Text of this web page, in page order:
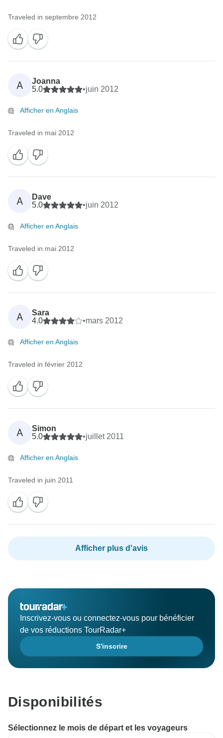
Traveled in septembre 2012
A
Joanna
5.0
•juin 2012
Afficher en Anglais
Traveled in mai 2012
A
Dave
5.0
•juin 2012
Afficher en Anglais
Traveled in mai 2012
A
Sara
4.0
•mars 2012
Afficher en Anglais
Traveled in février 2012
A
Simon
5.0
•juillet 2011
Afficher en Anglais
Traveled in juin 2011
Afficher plus d'avis
Inscrivez-vous ou connectez-vous pour bénéficier
de vos réductions TourRadar+
S'inscrire
Disponibilités
Sélectionnez le mois de départ et les voyageurs